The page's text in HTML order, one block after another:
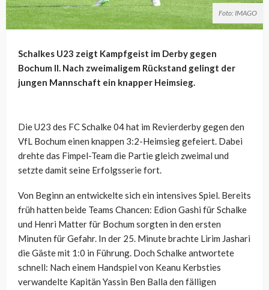
Foto: IMAGO
Schalkes U23 zeigt Kampfgeist im Derby gegen
Bochum II. Nach zweimaligem Rückstand gelingt der
jungen Mannschaft ein knapper Heimsieg.
Die U23 des FC Schalke 04 hat im Revierderby gegen den
VfL Bochum einen knappen 3:2-Heimsieg gefeiert. Dabei
drehte das Fimpel-Team die Partie gleich zweimal und
setzte damit seine Erfolgsserie fort.
Von Beginn an entwickelte sich ein intensives Spiel. Bereits
früh hatten beide Teams Chancen: Edion Gashi für Schalke
und Henri Matter für Bochum sorgten in den ersten
Minuten für Gefahr. In der 25. Minute brachte Lirim Jashari
die Gäste mit 1:0 in Führung. Doch Schalke antwortete
schnell: Nach einem Handspiel von Keanu Kerbsties
verwandelte Kapitän Yassin Ben Balla den fälligen